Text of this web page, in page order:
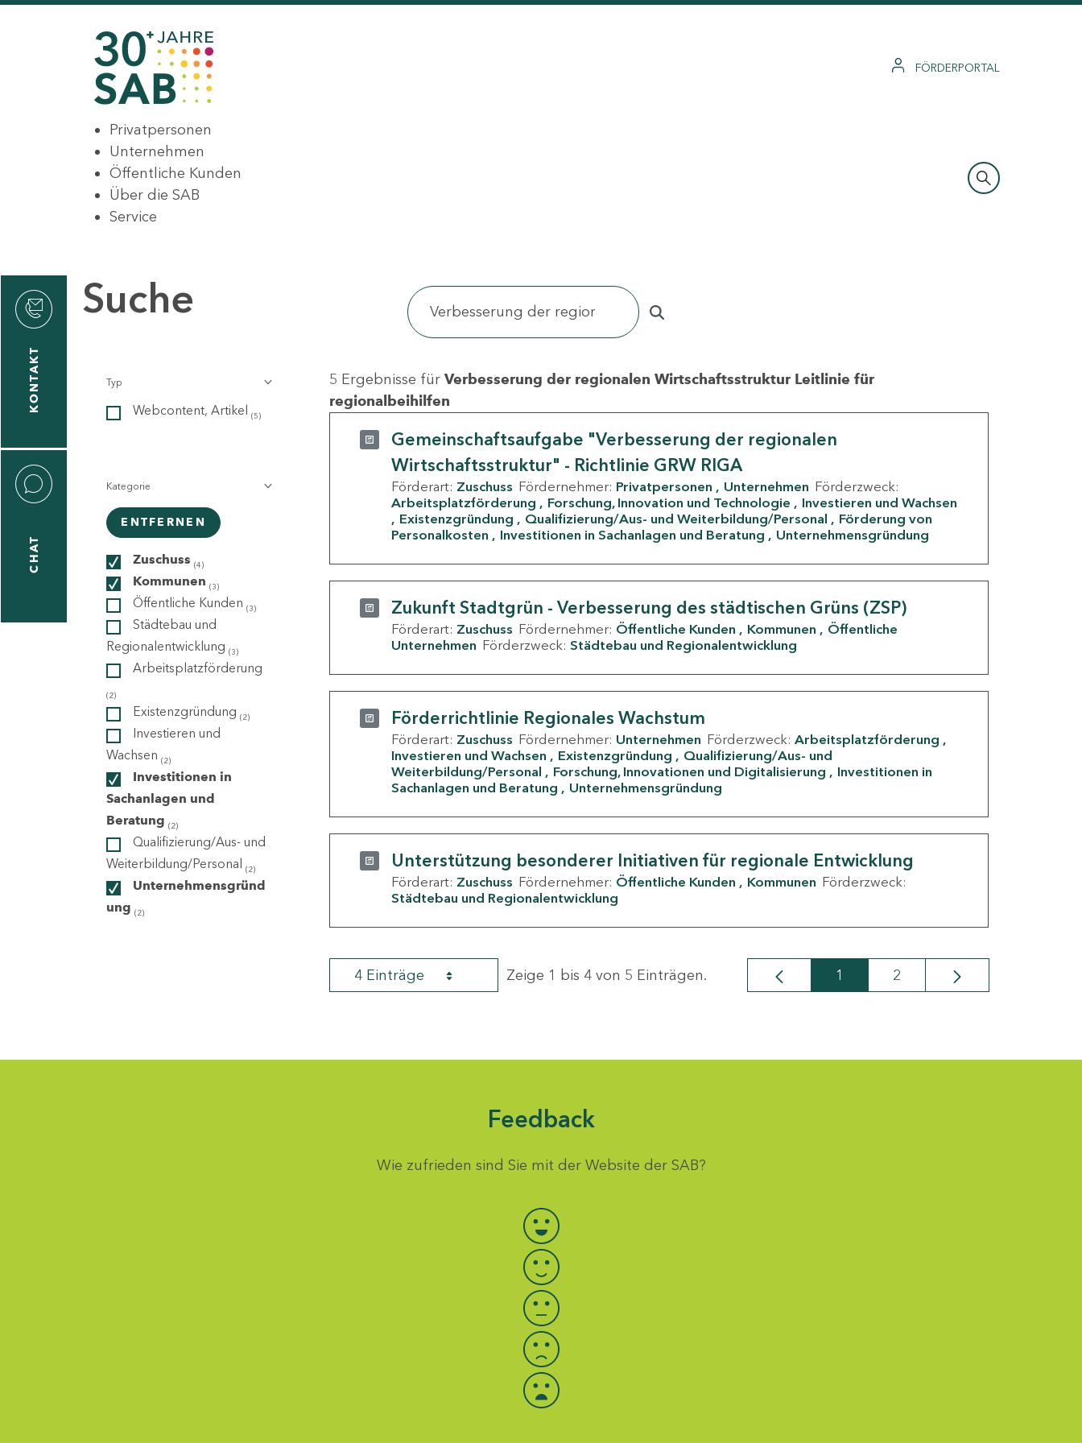
FÖRDERPORTAL
Privatpersonen
Unternehmen
Öffentliche Kunden
Über die SAB
Service
KONTAKT
CHAT
Suche
Typ
Webcontent, Artikel (5)
Kategorie
ENTFERNEN
Zuschuss (4)
Kommunen (3)
Öffentliche Kunden (3)
Städtebau und
Regionalentwicklung (3)
Arbeitsplatzförderung
(2)
Existenzgründung (2)
Investieren und
Wachsen (2)
Investitionen in
Sachanlagen und
Beratung (2)
Qualifizierung/Aus- und
Weiterbildung/Personal (2)
Unternehmensgründ
ung (2)
5 Ergebnisse für Verbesserung der regionalen Wirtschaftsstruktur Leitlinie für
regionalbeihilfen
Gemeinschaftsaufgabe "Verbesserung der regionalen
Wirtschaftsstruktur" - Richtlinie GRW RIGA
Förderart: Zuschuss Fördernehmer: Privatpersonen Unternehmen Förderzweck:
Arbeitsplatzförderung
Forschung, Innovation und Technologie
Investieren und Wachsen
Existenzgründung
Qualifizierung/Aus- und Weiterbildung/Personal
Förderung von
Personalkosten
Investitionen in Sachanlagen und Beratung Unternehmensgründung
Zukunft Stadtgrün - Verbesserung des städtischen Grüns (ZSP)
Förderart: Zuschuss Fördernehmer: Öffentliche Kunden Kommunen
Öffentliche
Unternehmen Förderzweck: Städtebau und Regionalentwicklung
Förderrichtlinie Regionales Wachstum
Förderart: Zuschuss Fördernehmer: Unternehmen Förderzweck: Arbeitsplatzförderung
Investieren und Wachsen
Existenzgründung
Qualifizierung/Aus- und
Weiterbildung/Personal
Forschung, Innovationen und Digitalisierung
Investitionen in
Sachanlagen und Beratung
Unternehmensgründung
Unterstützung besonderer Initiativen für regionale Entwicklung
Förderart: Zuschuss Fördernehmer: Öffentliche Kunden Kommunen Förderzweck:
Städtebau und Regionalentwicklung
4 Einträge Zeige 1 bis 4 von 5 Einträgen. Seite
1 Seite
2
Feedback
Wie zufrieden sind Sie mit der Website der SAB?
Bewertung auswählen